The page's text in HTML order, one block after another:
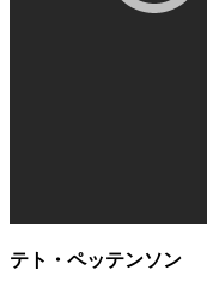
テト・ペッテンソン